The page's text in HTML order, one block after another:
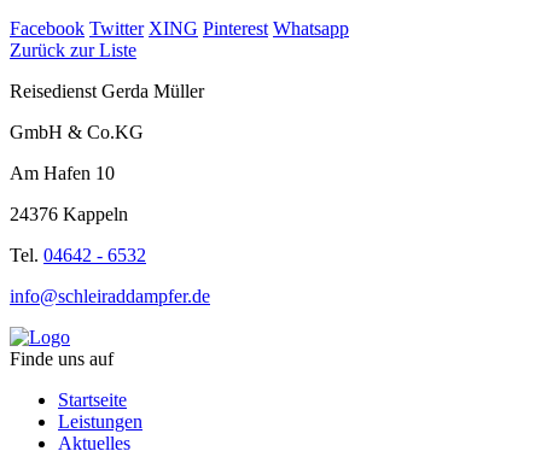
Facebook Twitter XING Pinterest Whatsapp
Zurück zur Liste
Reisedienst Gerda Müller
GmbH & Co.KG
Am Hafen 10
24376 Kappeln
Tel. 04642 - 6532
info@schleiraddampfer.de
Finde uns auf
Startseite
Leistungen
Aktuelles